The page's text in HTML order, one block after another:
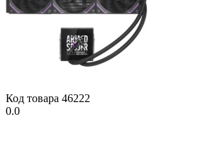
Код товара 46222
0.0